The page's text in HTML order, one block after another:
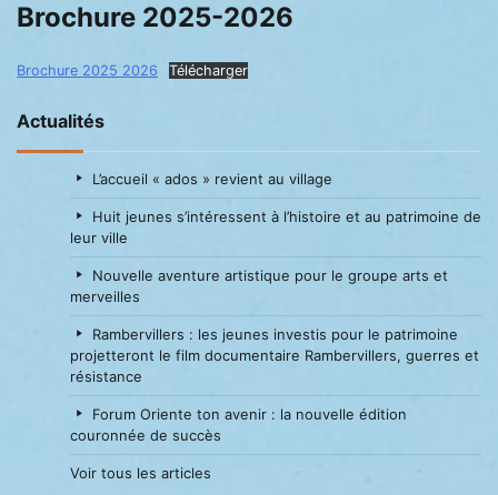
Brochure 2025-2026
Brochure 2025 2026 Télécharger
Actualités
L’accueil « ados » revient au village
Huit jeunes s’intéressent à l’histoire et au patrimoine de
leur ville
Nouvelle aventure artistique pour le groupe arts et
merveilles
Rambervillers : les jeunes investis pour le patrimoine
projetteront le film documentaire Rambervillers, guerres et
résistance
Forum Oriente ton avenir : la nouvelle édition
couronnée de succès
Voir tous les articles